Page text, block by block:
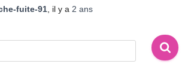
fuite-91 , il y a 2 ans